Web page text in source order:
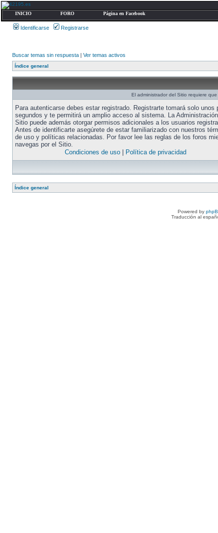
INICIO FORO Página en Facebook
Identificarse Registrarse
Buscar temas sin respuesta | Ver temas activos
Índice general
El administrador del Sitio requiere
Para autenticarse debes estar registrado. Registrarte tomará solo unos
segundos y te permitirá un amplio acceso al sistema. La
Sitio puede además otorgar permisos adicionales a los usuarios
Antes de identificarte asegúrete de estar familiarizado con nuestros
de uso y políticas relacionadas. Por favor lee las reglas de los foros
navegas por el Sitio.
Condiciones de uso| Política de privacidad
Índice general
Powered by
Traducción al